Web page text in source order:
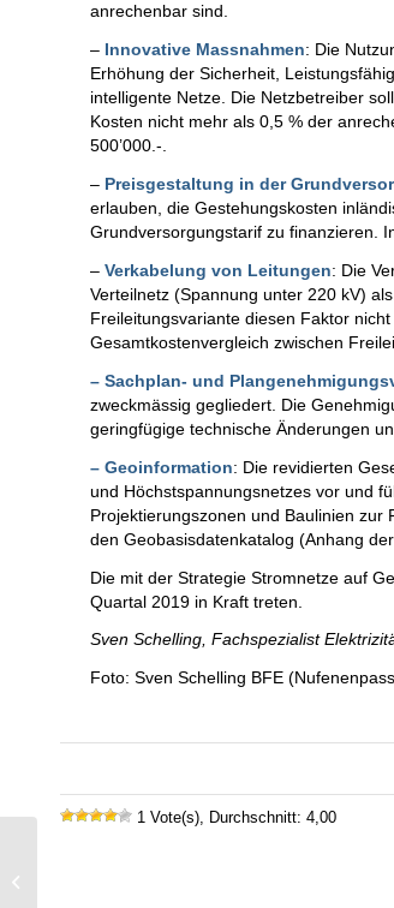
anrechenbar sind.
– Innovative Massnahmen: Die
Erhöhung der Sicherheit,
intelligente Netze. Die Netzbetreiber
Kosten nicht mehr als 0,5 % der
500’000.-.
– Preisgestaltung in der
erlauben, die Gestehungskosten
Grundversorgungstarif zu finanzieren.
– Verkabelung von Leitungen: Die
Verteilnetz (Spannung unter 220 kV)
Freileitungsvariante diesen Faktor
Gesamtkostenvergleich zwischen
– Sachplan- und
zweckmässig gegliedert. Die
geringfügige technische Änderungen
– Geoinformation: Die revidierten
und Höchstspannungsnetzes vor und
Projektierungszonen und Baulinien
den Geobasisdatenkatalog (Anhang
Die mit der Strategie Stromnetze auf
Quartal 2019 in Kraft treten.
Sven Schelling, Fachspezialist
Foto: Sven Schelling BFE
1 Vote(s), Durchschnitt: 4,00